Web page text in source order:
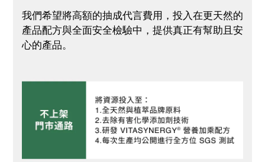
我們希望將高額的抽成代言費用，投入在更天然的
產品配方與全面安全檢驗中，提供真正有幫助且安
心的產品。